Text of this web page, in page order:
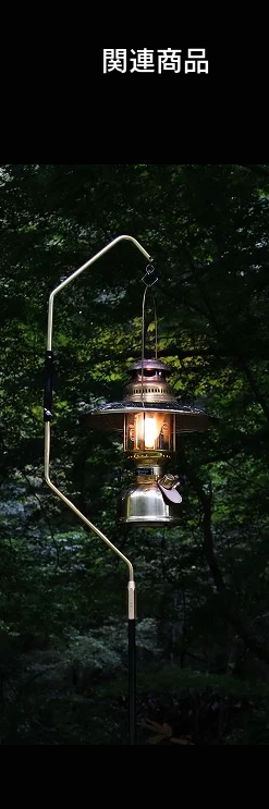
関連商品